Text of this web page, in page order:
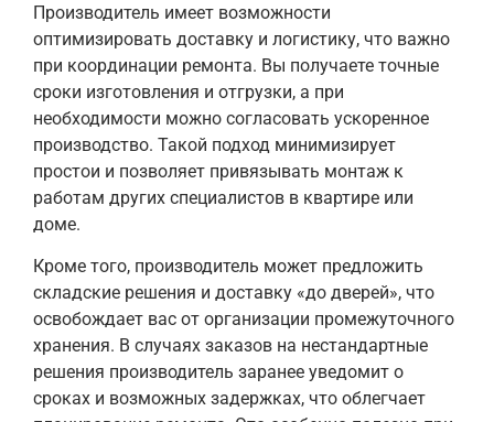
Производитель имеет возможности
оптимизировать доставку и логистику, что важно
при координации ремонта. Вы получаете точные
сроки изготовления и отгрузки, а при
необходимости можно согласовать ускоренное
производство. Такой подход минимизирует
простои и позволяет привязывать монтаж к
работам других специалистов в квартире или
доме.
Кроме того, производитель может предложить
складские решения и доставку «до дверей», что
освобождает вас от организации промежуточного
хранения. В случаях заказов на нестандартные
решения производитель заранее уведомит о
сроках и возможных задержках, что облегчает